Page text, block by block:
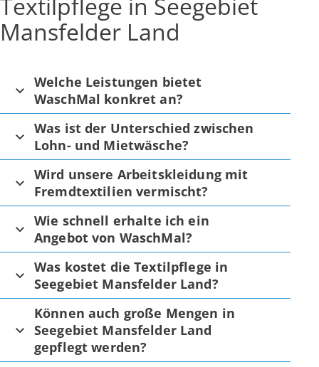
Mansfelder Land
Welche Leistungen bietet
WaschMal konkret an?
Was ist der Unterschied zwischen
Lohn- und Mietwäsche?
Wird unsere Arbeitskleidung mit
Fremdtextilien vermischt?
Wie schnell erhalte ich ein
Angebot von WaschMal?
Was kostet die Textilpflege in
Seegebiet Mansfelder Land?
Können auch große Mengen in
Seegebiet Mansfelder Land
gepflegt werden?